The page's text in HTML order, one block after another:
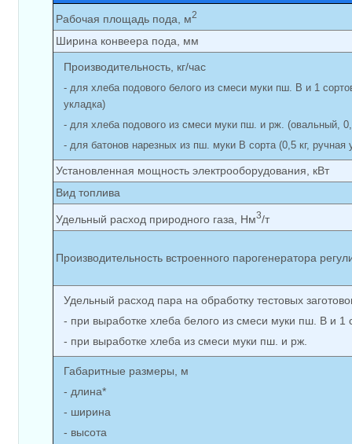
Рабочая площадь пода, м2
Ширина конвеера пода, мм
Производительность, кг/час
- для хлеба подового белого из смеси муки пш. В и 1
укладка)
- для хлеба подового из смеси муки пш. и рж. (овальный,
- для батонов нарезных из пш. муки В сорта (0,5 кг, ручная
Установленная мощность электрооборудования, кВт
Вид топлива
Удельный расход природного газа, Нм3/т
Производительность встроенного парогенератора
Удельный расход пара на обработку тестовых
- при выработке хлеба белого из смеси муки пш. В и 1
- при выработке хлеба из смеси муки пш. и рж.
Габаритные размеры, м
- длина*
- ширина
- высота